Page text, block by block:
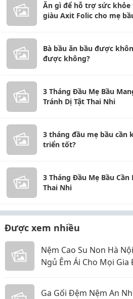
Ăn gì để hỗ trợ sức
giàu Axit Folic cho mẹ
Bà bầu ăn bầu được
được không?
3 Tháng Đầu Mẹ Bầu
Tránh Dị Tật Thai Nhi
3 tháng đầu mẹ bầu cần
triển tốt?
3 Tháng Đầu Mẹ Bầu Cần
Thai Nhi
Được xem nhiều
Nệm Cao Su Non Hà
Ngủ Êm Ái Cho Mọi Gia
Ga Gối Đệm Nệm An